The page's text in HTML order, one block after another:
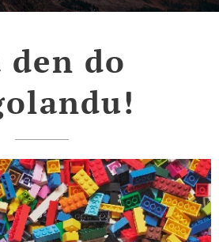
den do